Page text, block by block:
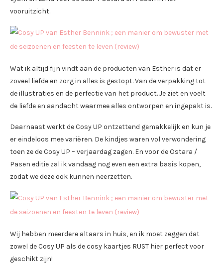
vooruitzicht.
Wat ik altijd fijn vindt aan de producten van Esther is dat er
zoveel liefde en zorg in alles is gestopt. Van de verpakking tot
de illustraties en de perfectie van het product. Je ziet en voelt
de liefde en aandacht waarmee alles ontworpen en ingepakt is.
Daarnaast werkt de Cosy UP ontzettend gemakkelijk en kun je
er eindeloos mee variëren. De kindjes waren vol verwondering
toen ze de Cosy UP – verjaardag zagen. En voor de Ostara /
Pasen editie zal ik vandaag nog even een extra basis kopen,
zodat we deze ook kunnen neerzetten.
Wij hebben meerdere altaars in huis, en ik moet zeggen dat
zowel de Cosy UP als de cosy kaartjes RUST hier perfect voor
geschikt zijn!